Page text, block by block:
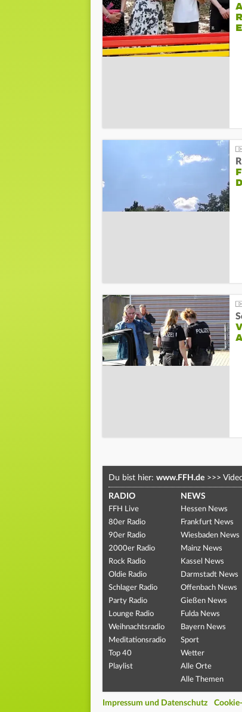
Du bist hier: www.FFH.de >>>
RADIO
FFH Live
80er Radio
90er Radio
2000er Radio
Rock Radio
Oldie Radio
Schlager Radio
Party Radio
Lounge Radio
Weihnachtsradio
Meditationsradio
Top 40
Playlist
NEWS
Hessen News
Frankfurt News
Wiesbaden News
Mainz News
Kassel News
Darmstadt News
Offenbach News
Gießen News
Fulda News
Bayern News
Sport
Wetter
Alle Orte
Alle Themen
Impressum und Datenschutz